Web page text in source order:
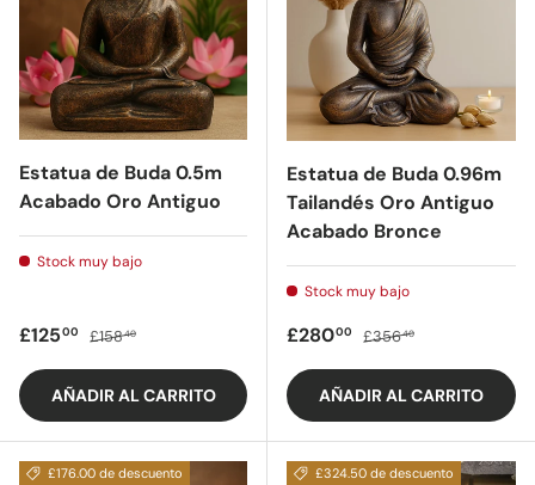
Estatua de Buda 0.5m
Acabado Oro Antiguo
Stock muy bajo
Precio de oferta
£12500 Precio regular
£15840
AÑADIR AL CARRITO
Estatua de Buda 0.96m
Tailandés Oro Antiguo
Acabado Bronce
Stock muy bajo
Precio de oferta
£28000 Precio regular
£35640
AÑADIR AL CARRITO
£176.00 de descuento £324.50 de descuento